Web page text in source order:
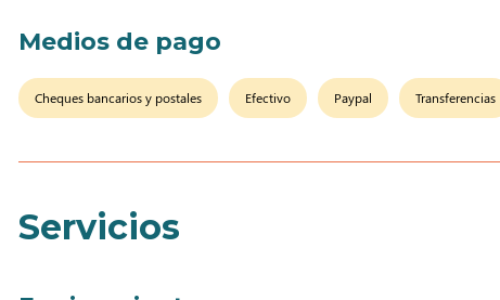
Medios de pago
Cheques bancarios y postales Efectivo Paypal Transferencias
Servicios